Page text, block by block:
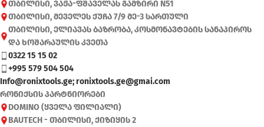
თბილისი, ვაჟა-ფშაველას გამზირი N51
თბილისი, მეველეს ქუჩა 7/9 მე-3 სართული
თბილისი, ელიავას ბაზრობა, კოსმონავტების სანაპიროს
და ხოშარაულის კვეთა
0322 15 15 02
+995 579 504 504
Info@ronixtools.ge; ronixtools.ge@gmai.com
რონიქსის პარტნიორები
DOMINO (ყველა ფილიალი)
BAUTECH - თბილისი, ქიზიყის 2